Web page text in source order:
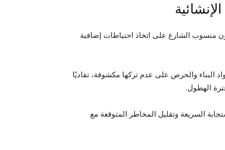
منسوب الشارع على اتخاذ احتياطات إضافية
البناء والحرص على عدم تركها مكشوفة، تفاديًا
الهطول.
السريعة وتقليل المخاطر المتوقعة مع